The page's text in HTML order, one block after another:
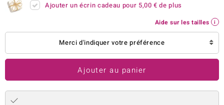
Ajouter un écrin cadeau pour 5,00 € de plus
Aide sur les tailles
Merci d'indiquer votre préférence
Ajouter au panier